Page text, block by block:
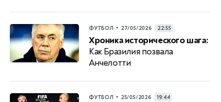
ФУТБОЛ • 27/05/2026 22:55
Хроника исторического шага:
Как Бразилия позвала
Анчелотти
ФУТБОЛ • 25/05/2026 19:44